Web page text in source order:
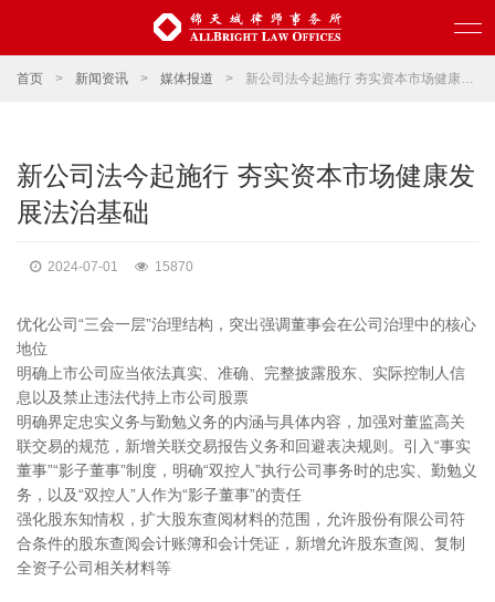
首页 > 新闻资讯 > 媒体报道 > 新公司法今起施行 夯实资本市场健康发展法治基础
新公司法今起施行 夯实资本市场健康发
展法治基础
2024-07-01 15870
优化公司“三会一层”治理结构，突出强调董事会在公司治理中的核心
地位
明确上市公司应当依法真实、准确、完整披露股东、实际控制人信
息以及禁止违法代持上市公司股票
明确界定忠实义务与勤勉义务的内涵与具体内容，加强对董监高关
联交易的规范，新增关联交易报告义务和回避表决规则。引入“事实
董事”“影子董事”制度，明确“双控人”执行公司事务时的忠实、勤勉义
务，以及“双控人”人作为“影子董事”的责任
强化股东知情权，扩大股东查阅材料的范围，允许股份有限公司符
合条件的股东查阅会计账簿和会计凭证，新增允许股东查阅、复制
全资子公司相关材料等